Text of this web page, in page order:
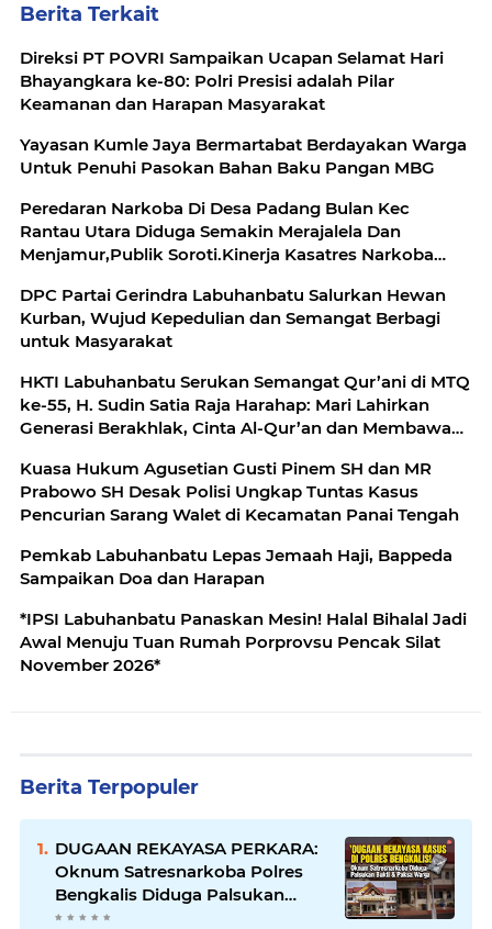
Berita Terkait
Direksi PT POVRI Sampaikan Ucapan Selamat Hari
Bhayangkara ke-80: Polri Presisi adalah Pilar
Keamanan dan Harapan Masyarakat
Yayasan Kumle Jaya Bermartabat Berdayakan Warga
Untuk Penuhi Pasokan Bahan Baku Pangan MBG
Peredaran Narkoba Di Desa Padang Bulan Kec
Rantau Utara Diduga Semakin Merajalela Dan
Menjamur,Publik Soroti.Kinerja Kasatres Narkoba
DPC Partai Gerindra Labuhanbatu Salurkan Hewan
Kurban, Wujud Kepedulian dan Semangat Berbagi
untuk Masyarakat
HKTI Labuhanbatu Serukan Semangat Qur’ani di MTQ
ke-55, H. Sudin Satia Raja Harahap: Mari Lahirkan
Generasi Berakhlak, Cinta Al-Qur’an dan Membawa
Kuasa Hukum Agusetian Gusti Pinem SH dan MR
Prabowo SH Desak Polisi Ungkap Tuntas Kasus
Pencurian Sarang Walet di Kecamatan Panai Tengah
Pemkab Labuhanbatu Lepas Jemaah Haji, Bappeda
Sampaikan Doa dan Harapan
*IPSI Labuhanbatu Panaskan Mesin! Halal Bihalal Jadi
Awal Menuju Tuan Rumah Porprovsu Pencak Silat
November 2026*
Berita Terpopuler
DUGAAN REKAYASA PERKARA:
Oknum Satresnarkoba Polres
Bengkalis Diduga Palsukan
Barang Bukti Hingga Paksa